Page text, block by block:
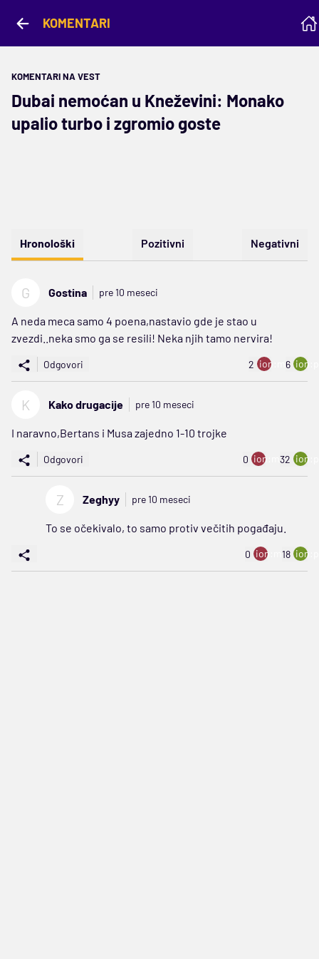
KOMENTARI
KOMENTARI NA VEST
Dubai nemoćan u Kneževini: Monako
upalio turbo i zgromio goste
Hronološki Pozitivni Negativni
G Gostina pre 10 meseci
A neda meca samo 4 poena,nastavio gde je stao u
zvezdi..neka smo ga se resili! Neka njih tamo nervira!
Odgovori 2 ion:minus
6
K Kako drugacije pre 10 meseci
I naravno,Bertans i Musa zajedno 1-10 trojke
Odgovori 0 ion:minus
32
Z Zeghyy pre 10 meseci
To se očekivalo, to samo protiv večitih pogađaju.
0 ion:minus
18